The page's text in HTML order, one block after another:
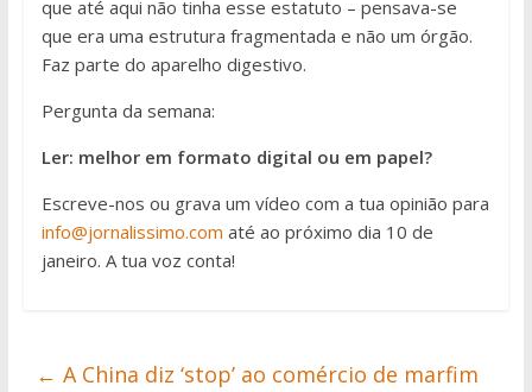
que até aqui não tinha esse estatuto – pensava-se
que era uma estrutura fragmentada e não um órgão.
Faz parte do aparelho digestivo.
Pergunta da semana:
Ler: melhor em formato digital ou em papel?
Escreve-nos ou grava um vídeo com a tua opinião para
info@jornalissimo.com até ao próximo dia 10 de
janeiro. A tua voz conta!
← A China diz ‘stop’ ao comércio de marfim